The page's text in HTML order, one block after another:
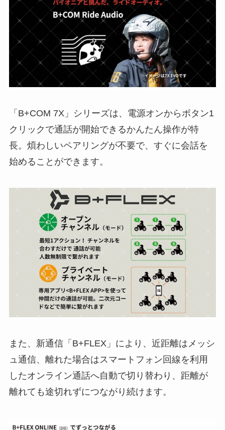
「B+COM 7X」シリーズは、電源オンからボタン1
クリックで通話が開始できるかんたん操作が特
長。煩わしいペアリングが不要で、すぐに会話を
始めることができます。
また、新通信「B+FLEX」により、近距離はメッシ
ュ通信、離れた場合はスマートフォン回線を利用
したオンライン通話へ自動で切り替わり、距離が
離れても途切れずにつながり続けます。